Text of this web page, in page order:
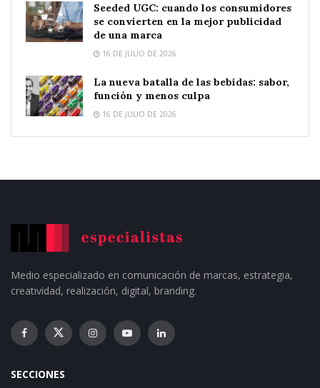
Seeded UGC: cuando los consumidores
se convierten en la mejor publicidad
de una marca
16 DE JULIO DE 2026
La nueva batalla de las bebidas: sabor,
función y menos culpa
16 DE JULIO DE 2026
Medio especializado en comunicación de marcas, estrategia,
creatividad, realización, digital, branding.
SECCIONES